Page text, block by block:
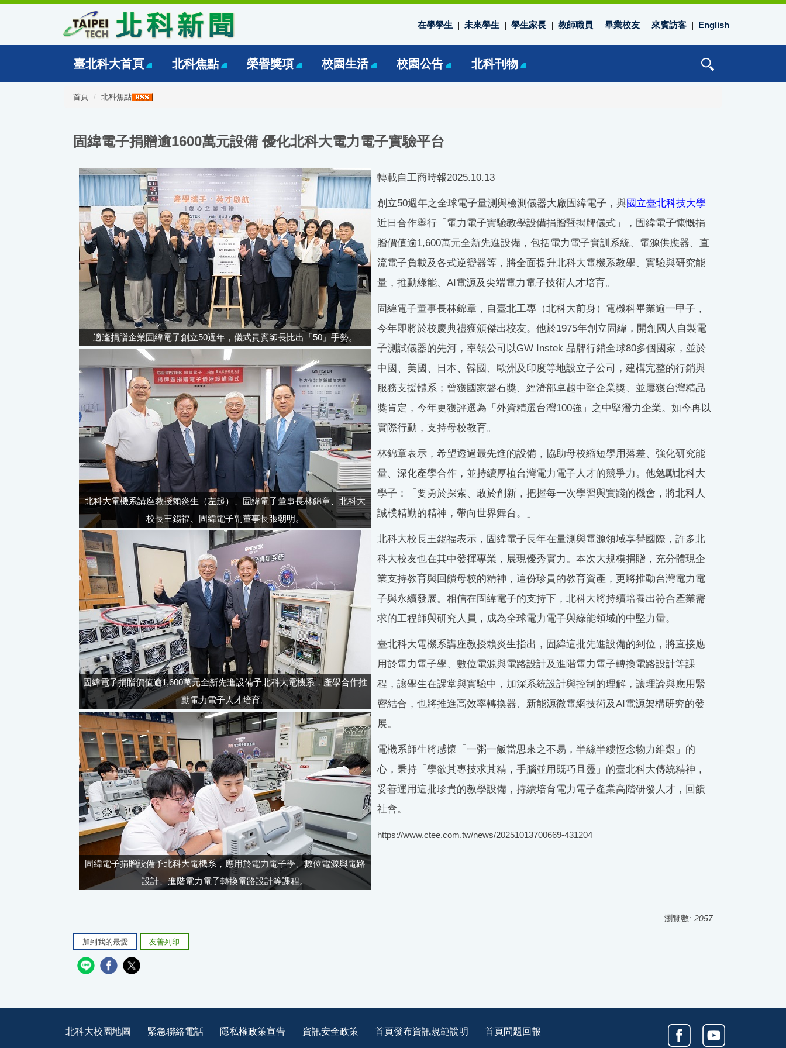
要
臺北科大首頁 北科焦點 榮譽獎項 校園生活 校園公告 北科刊物
在學學生 未來學生 學生家長 教師職員 畢業校友 來賓訪客 English
首頁 北科焦點
固緯電子捐贈逾1600萬元設備 優化北科大電力電子實驗平台
適逢捐贈企業固緯電子創立50週年，儀式貴賓師長比出「50」手勢。
北科大電機系講座教授賴炎生（左起）、固緯電子董事長林錦章、北科大
校長王錫福、固緯電子副董事長張朝明。
固緯電子捐贈價值逾1,600萬元全新先進設備予北科大電機系，產學合作推
動電力電子人才培育。
固緯電子捐贈設備予北科大電機系，應用於電力電子學、數位電源與電路
設計、進階電力電子轉換電路設計等課程。
轉載自工商時報2025.10.13
創立50週年之全球電子量測與檢測儀器大廠固緯電子，與國立臺北科技大學
近日合作舉行「電力電子實驗教學設備捐贈暨揭牌儀式」，固緯電子慷慨捐
贈價值逾1,600萬元全新先進設備，包括電力電子實訓系統、電源供應器、直
流電子負載及各式逆變器等，將全面提升北科大電機系教學、實驗與研究能
量，推動綠能、AI電源及尖端電力電子技術人才培育。
固緯電子董事長林錦章，自臺北工專（北科大前身）電機科畢業逾一甲子，
今年即將於校慶典禮獲頒傑出校友。他於1975年創立固緯，開創國人自製電
子測試儀器的先河，率領公司以GW Instek 品牌行銷全球80多個國家，並於
中國、美國、日本、韓國、歐洲及印度等地設立子公司，建構完整的行銷與
服務支援體系；曾獲國家磐石獎、經濟部卓越中堅企業獎、並屢獲台灣精品
獎肯定，今年更獲評選為「外資精選台灣100強」之中堅潛力企業。如今再以
實際行動，支持母校教育。
林錦章表示，希望透過最先進的設備，協助母校縮短學用落差、強化研究能
量、深化產學合作，並持續厚植台灣電力電子人才的競爭力。他勉勵北科大
學子：「要勇於探索、敢於創新，把握每一次學習與實踐的機會，將北科人
誠樸精勤的精神，帶向世界舞台。」
北科大校長王錫福表示，固緯電子長年在量測與電源領域享譽國際，許多北
科大校友也在其中發揮專業，展現優秀實力。本次大規模捐贈，充分體現企
業支持教育與回饋母校的精神，這份珍貴的教育資產，更將推動台灣電力電
子與永續發展。相信在固緯電子的支持下，北科大將持續培養出符合產業需
求的工程師與研究人員，成為全球電力電子與綠能領域的中堅力量。
臺北科大電機系講座教授賴炎生指出，固緯這批先進設備的到位，將直接應
用於電力電子學、數位電源與電路設計及進階電力電子轉換電路設計等課
程，讓學生在課堂與實驗中，加深系統設計與控制的理解，讓理論與應用緊
密結合，也將推進高效率轉換器、新能源微電網技術及AI電源架構研究的發
展。
電機系師生將感懷「一粥一飯當思來之不易，半絲半縷恆念物力維艱」的
心，秉持「學欲其專技求其精，手腦並用既巧且靈」的臺北科大傳統精神，
妥善運用這批珍貴的教學設備，持續培育電力電子產業高階研發人才，回饋
社會。
https://www.ctee.com.tw/news/20251013700669-431204
瀏覽數: 2057
加到我的最愛 友善列印
北科大校園地圖 緊急聯絡電話 隱私權政策宣告 資訊安全政策 首頁發布資訊規範說明 首頁問題回報